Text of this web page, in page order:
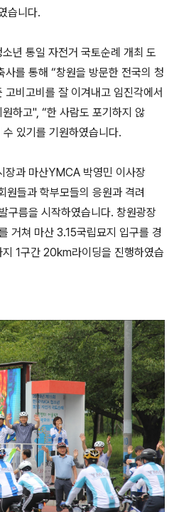
습니다.
년 통일 자전거 국토순례 개최 도
를 통해 “창원을 방문한 전국의 청
고비고비를 잘 이겨내고 임진각에서
하고", “한 사람도 포기하지 않
있기를 기원하였습니다.
장과 마산YMCA 박영민 이사장
들과 학부모들의 응원과 격려
구름을 시작하였습니다. 창원광장
거쳐 마산 3.15국립묘지 입구를 경
1구간 20km라이딩을 진행하였습